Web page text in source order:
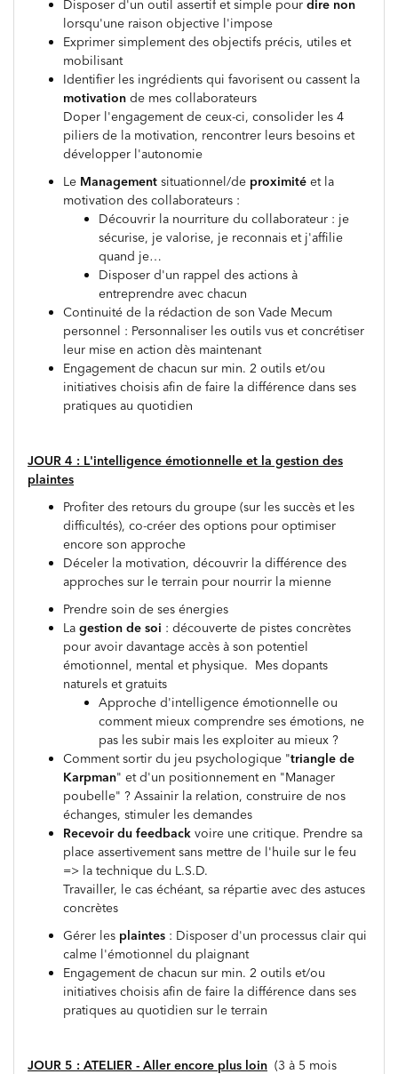
Disposer d'un outil assertif et simple pour dire non
lorsqu'une raison objective l'impose
Exprimer simplement des objectifs précis, utiles et
mobilisant
Identifier les ingrédients qui favorisent ou cassent la
motivation de mes collaborateurs
Doper l'engagement de ceux-ci, consolider les 4
piliers de la motivation, rencontrer leurs besoins et
développer l'autonomie
Le Management situationnel/de proximité et la
motivation des collaborateurs :
Découvrir la nourriture du collaborateur : je
sécurise, je valorise, je reconnais et j'affilie
quand je…
Disposer d'un rappel des actions à
entreprendre avec chacun
Continuité de la rédaction de son Vade Mecum
personnel : Personnaliser les outils vus et concrétiser
leur mise en action dès maintenant
Engagement de chacun sur min. 2 outils et/ou
initiatives choisis afin de faire la différence dans ses
pratiques au quotidien
JOUR 4 : L'intelligence émotionnelle et la gestion des
plaintes
Profiter des retours du groupe (sur les succès et les
difficultés), co-créer des options pour optimiser
encore son approche
Déceler la motivation, découvrir la différence des
approches sur le terrain pour nourrir la mienne
Prendre soin de ses énergies
La gestion de soi : découverte de pistes concrètes
pour avoir davantage accès à son potentiel
émotionnel, mental et physique. Mes dopants
naturels et gratuits
Approche d'intelligence émotionnelle ou
comment mieux comprendre ses émotions, ne
pas les subir mais les exploiter au mieux ?
Comment sortir du jeu psychologique "triangle de
Karpman" et d'un positionnement en "Manager
poubelle" ? Assainir la relation, construire de nos
échanges, stimuler les demandes
Recevoir du feedback voire une critique. Prendre sa
place assertivement sans mettre de l'huile sur le feu
=> la technique du L.S.D.
Travailler, le cas échéant, sa répartie avec des astuces
concrètes
Gérer les plaintes : Disposer d'un processus clair qui
calme l'émotionnel du plaignant
Engagement de chacun sur min. 2 outils et/ou
initiatives choisis afin de faire la différence dans ses
pratiques au quotidien sur le terrain
JOUR 5 : ATELIER - Aller encore plus loin (3 à 5 mois